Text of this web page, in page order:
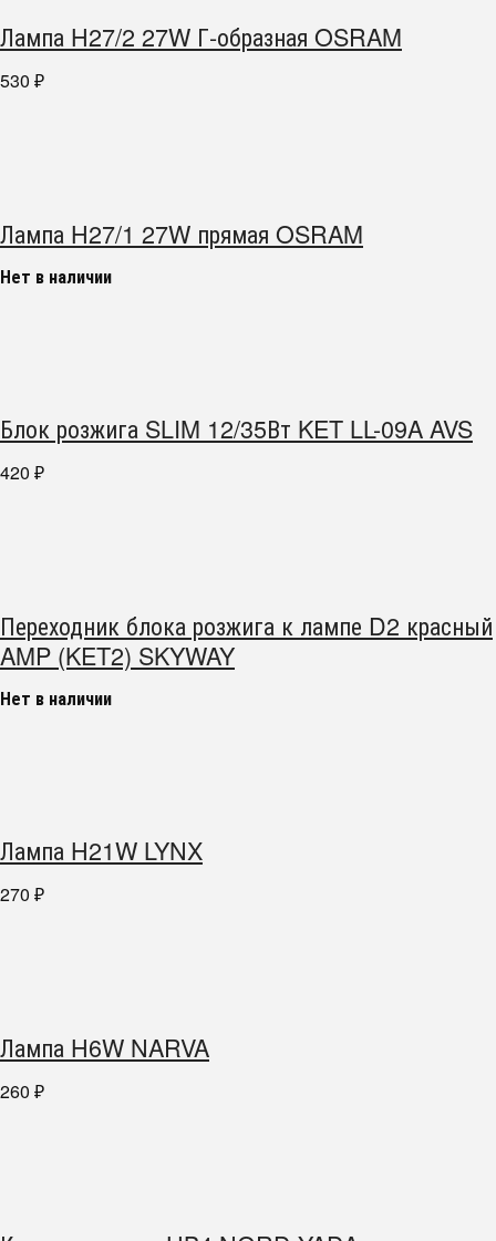
Лампа H27/2 27W Г-образная OSRAM
530 ₽
Лампа H27/1 27W прямая OSRAM
Нет в наличии
Блок розжига SLIM 12/35Вт KET LL-09A AVS
420 ₽
Переходник блока розжига к лампе D2 красный
AMP (KET2) SKYWAY
Нет в наличии
Лампа H21W LYNX
270 ₽
Лампа H6W NARVA
260 ₽